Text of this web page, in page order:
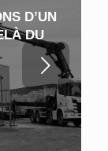
D’UN
DU